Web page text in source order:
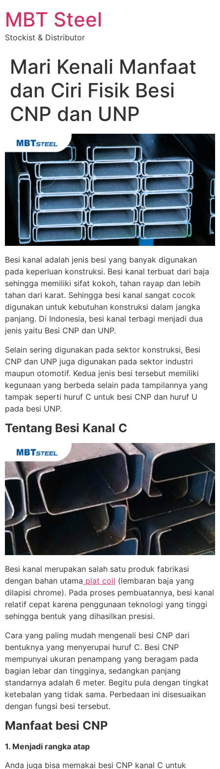
MBT Steel
Stockist & Distributor
Mari Kenali Manfaat
dan Ciri Fisik Besi
CNP dan UNP
Besi kanal adalah jenis besi yang banyak digunakan
pada keperluan konstruksi. Besi kanal terbuat dari baja
sehingga memiliki sifat kokoh, tahan rayap dan lebih
tahan dari karat. Sehingga besi kanal sangat cocok
digunakan untuk kebutuhan konstruksi dalam jangka
panjang. Di Indonesia, besi kanal terbagi menjadi dua
jenis yaitu Besi CNP dan UNP.
Selain sering digunakan pada sektor konstruksi, Besi
CNP dan UNP juga digunakan pada sektor industri
maupun otomotif. Kedua jenis besi tersebut memiliki
kegunaan yang berbeda selain pada tampilannya yang
tampak seperti huruf C untuk besi CNP dan huruf U
pada besi UNP.
Tentang Besi Kanal C
Besi kanal merupakan salah satu produk fabrikasi
dengan bahan utama plat coil (lembaran baja yang
dilapisi chrome). Pada proses pembuatannya, besi kanal
relatif cepat karena penggunaan teknologi yang tinggi
sehingga bentuk yang dihasilkan presisi.
Cara yang paling mudah mengenali besi CNP dari
bentuknya yang menyerupai huruf C. Besi CNP
mempunyai ukuran penampang yang beragam pada
bagian lebar dan tingginya, sedangkan panjang
standarnya adalah 6 meter. Begitu pula dengan tingkat
ketebalan yang tidak sama. Perbedaan ini disesuaikan
dengan fungsi besi tersebut.
Manfaat besi CNP
1. Menjadi rangka atap
Anda juga bisa memakai besi CNP kanal C untuk